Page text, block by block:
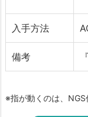
入手方法
備考
※指が動くのは、